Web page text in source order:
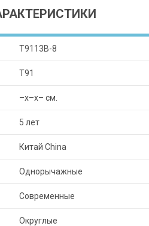
T9113B-8
T91
–x–x– см.
5 лет
Китай China
Однорычажные
Современные
Округлые